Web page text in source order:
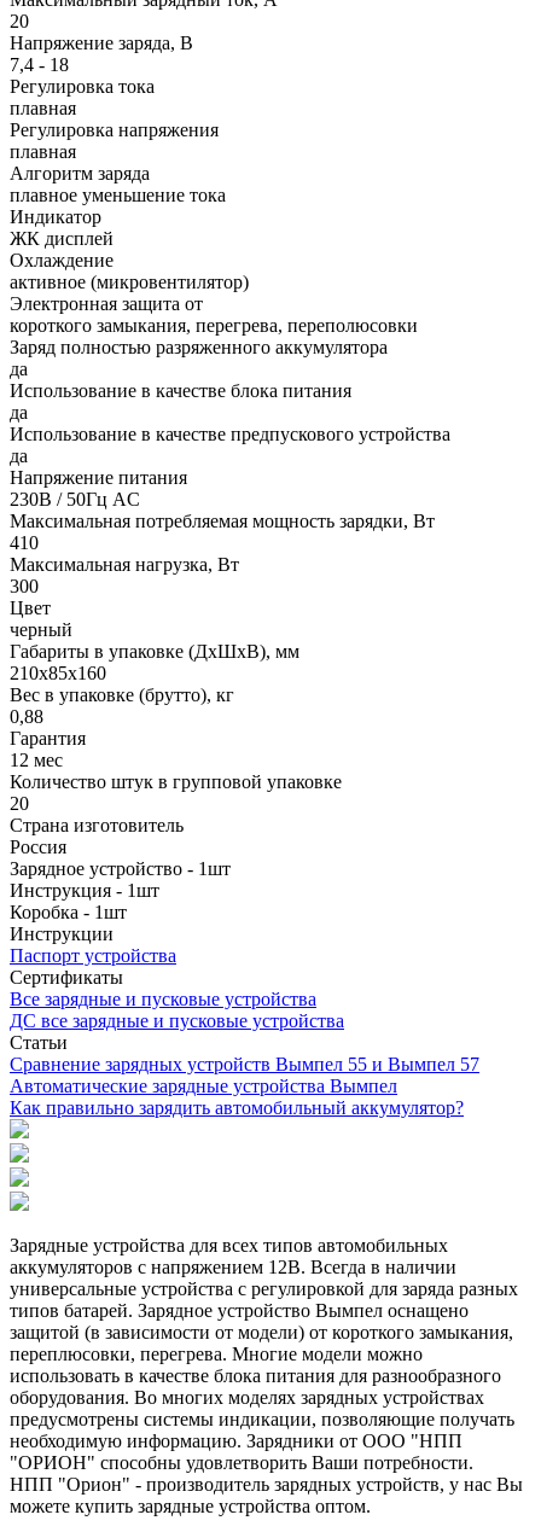
20
Напряжение заряда, В
7,4 - 18
Регулировка тока
плавная
Регулировка напряжения
плавная
Алгоритм заряда
плавное уменьшение тока
Индикатор
ЖК дисплей
Охлаждение
активное (микровентилятор)
Электронная защита от
короткого замыкания, перегрева, переполюсовки
Заряд полностью разряженного аккумулятора
да
Использование в качестве блока питания
да
Использование в качестве предпускового устройства
да
Напряжение питания
230В / 50Гц AC
Максимальная потребляемая мощность зарядки, Вт
410
Максимальная нагрузка, Вт
300
Цвет
черный
Габариты в упаковке (ДхШхВ), мм
210х85х160
Вес в упаковке (брутто), кг
0,88
Гарантия
12 мес
Количество штук в групповой упаковке
20
Страна изготовитель
Россия
Зарядное устройство - 1шт
Инструкция - 1шт
Коробка - 1шт
Инструкции
Паспорт устройства
Сертификаты
Все зарядные и пусковые устройства
ДС все зарядные и пусковые устройства
Статьи
Сравнение зарядных устройств Вымпел 55 и Вымпел 57
Автоматические зарядные устройства Вымпел
Как правильно зарядить автомобильный аккумулятор?
Зарядные устройства для всех типов автомобильных
аккумуляторов с напряжением 12В. Всегда в наличии
универсальные устройства с регулировкой для заряда разных
типов батарей. Зарядное устройство Вымпел оснащено
защитой (в зависимости от модели) от короткого замыкания,
переплюсовки, перегрева. Многие модели можно
использовать в качестве блока питания для разнообразного
оборудования. Во многих моделях зарядных устройствах
предусмотрены системы индикации, позволяющие получать
необходимую информацию. Зарядники от ООО "НПП
"ОРИОН" способны удовлетворить Ваши потребности.
НПП "Орион" - производитель зарядных устройств, у нас Вы
можете купить зарядные устройства оптом.